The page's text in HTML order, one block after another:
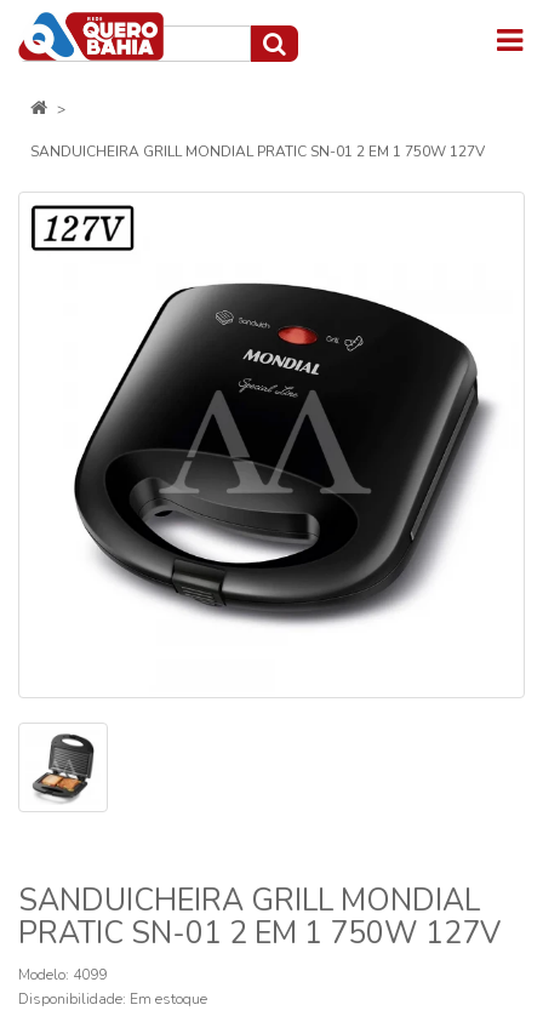
SANDUICHEIRA GRILL MONDIAL PRATIC SN-01 2 EM 1 750W 127V
SANDUICHEIRA GRILL MONDIAL
PRATIC SN-01 2 EM 1 750W 127V
Modelo: 4099
Disponibilidade: Em estoque